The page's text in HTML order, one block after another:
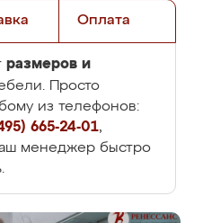
Оплата
размеров и
Просто
из телефонов:
665-24-01,
менеджер быстро